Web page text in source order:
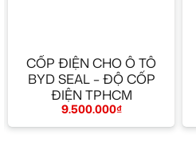
CỐP ĐIỆN CHO Ô TÔ
BYD SEAL – ĐỘ CỐP
ĐIỆN TPHCM
9.500.000₫